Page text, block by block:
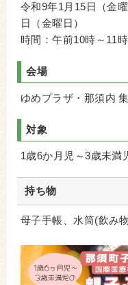
令和9年1月15日（金
日（金曜日）
時間：午前10時～11
会場
ゆめプラザ・那須内
対象
1歳6か月児～3歳未満
持ち物
母子手帳、水筒(飲み